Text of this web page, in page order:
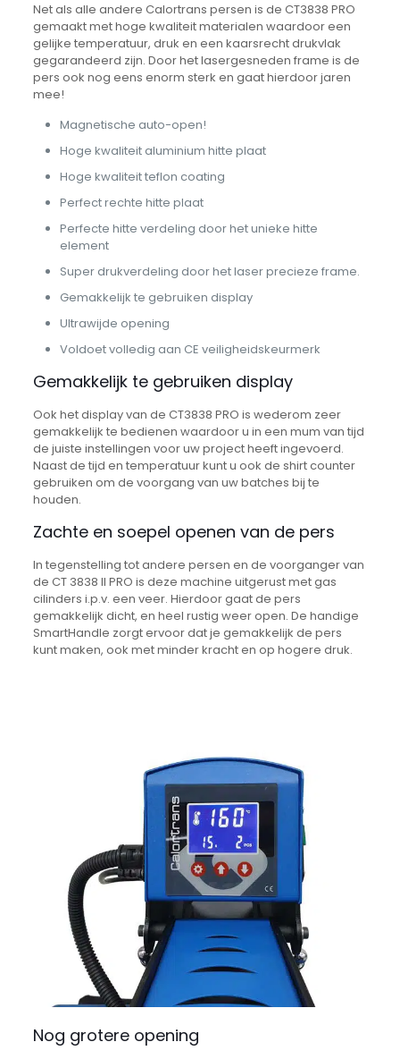
Net als alle andere Calortrans persen is de CT3838 PRO
gemaakt met hoge kwaliteit materialen waardoor een
gelijke temperatuur, druk en een kaarsrecht drukvlak
gegarandeerd zijn. Door het lasergesneden frame is de
pers ook nog eens enorm sterk en gaat hierdoor jaren
mee!
Magnetische auto-open!
Hoge kwaliteit aluminium hitte plaat
Hoge kwaliteit teflon coating
Perfect rechte hitte plaat
Perfecte hitte verdeling door het unieke hitte
element
Super drukverdeling door het laser precieze frame.
Gemakkelijk te gebruiken display
Ultrawijde opening
Voldoet volledig aan CE veiligheidskeurmerk
Gemakkelijk te gebruiken display
Ook het display van de CT3838 PRO is wederom zeer
gemakkelijk te bedienen waardoor u in een mum van tijd
de juiste instellingen voor uw project heeft ingevoerd.
Naast de tijd en temperatuur kunt u ook de shirt counter
gebruiken om de voorgang van uw batches bij te
houden.
Zachte en soepel openen van de pers
In tegenstelling tot andere persen en de voorganger van
de CT 3838 II PRO is deze machine uitgerust met gas
cilinders i.p.v. een veer. Hierdoor gaat de pers
gemakkelijk dicht, en heel rustig weer open. De handige
SmartHandle zorgt ervoor dat je gemakkelijk de pers
kunt maken, ook met minder kracht en op hogere druk.
Nog grotere opening